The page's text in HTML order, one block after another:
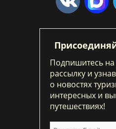
Подпишитесь на
рассылку и
о новостях
интересных и
путешествиях!